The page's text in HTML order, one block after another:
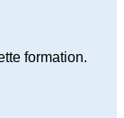
formation.